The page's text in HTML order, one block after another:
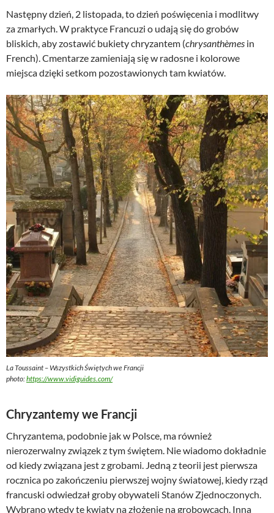
Następny dzień, 2 listopada, to dzień poświęcenia i modlitwy
za zmarłych. W praktyce Francuzi o udają się do grobów
bliskich, aby zostawić bukiety chryzantem (chrysanthèmes in
French). Cmentarze zamieniają się w radosne i kolorowe
miejsca dzięki setkom pozostawionych tam kwiatów.
La Toussaint – Wszystkich Świętych we Francji
photo:https://www.vidiguides.com/
Chryzantemy we Francji
Chryzantema, podobnie jak w Polsce, ma również
nierozerwalny związek z tym świętem. Nie wiadomo dokładnie
od kiedy związana jest z grobami. Jedną z teorii jest pierwsza
rocznica po zakończeniu pierwszej wojny światowej, kiedy rząd
francuski odwiedzał groby obywateli Stanów Zjednoczonych.
Wybrano wtedy te kwiaty na złożenie na grobowcach. Inna